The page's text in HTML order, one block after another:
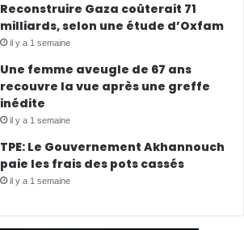
Reconstruire Gaza coûterait 71
milliards, selon une étude d’Oxfam
il y a 1 semaine
Une femme aveugle de 67 ans
recouvre la vue après une greffe
inédite
il y a 1 semaine
TPE: Le Gouvernement Akhannouch
paie les frais des pots cassés
il y a 1 semaine